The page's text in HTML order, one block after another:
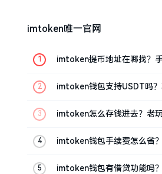
imtoken唯一官网
imtoken提币地址在哪找？
imtoken钱包支持USDT吗
imtoken怎么存钱进去？老
imtoken钱包手续费怎么省
imtoken钱包有借贷功能吗